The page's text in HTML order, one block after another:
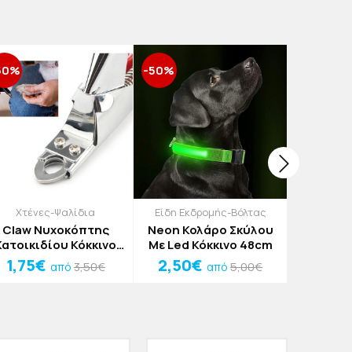
Χτένες-Ψαλίδια
Claw Νυχοκόπτης
Κόκκινο
Ανοξείδωτο Ατσάλι
12,3x7,5cm
1,75€ από 3,50€
-50%
Είδη Εκδρομής-Βόλτας
Neon Κολάρο Σκύλου
Με Led Κόκκινο 48cm
2,50€ από5,00€